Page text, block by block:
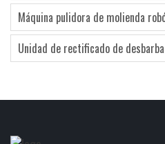
Máquina pulidora de molienda
Unidad de rectificado de